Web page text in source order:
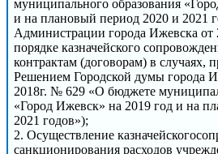
муниципального образования
и на плановый период 2020 и 2021
Администрации города Ижевска
порядке казначейского
контрактам (договорам) в случаях,
Решением Городской думы города
2018г. № 629 «О бюджете
«Город Ижевск» на 2019 год и на
2021 годов»);
2. Осуществление
санкционирования расходов